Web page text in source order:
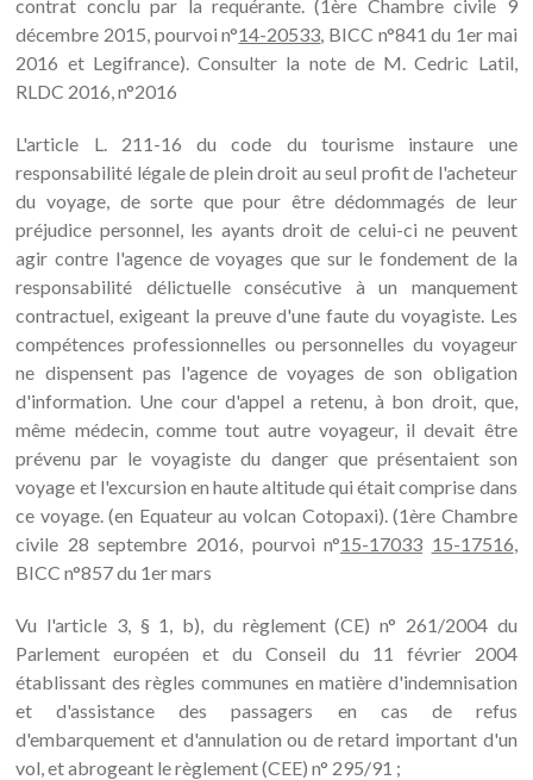
contrat conclu par la requérante. (1ère Chambre civile 9
décembre 2015, pourvoi n°14-20533, BICC n°841 du 1er mai
2016 et Legifrance). Consulter la note de M. Cedric Latil,
RLDC 2016, n°2016
L'article L. 211-16 du code du tourisme instaure une
responsabilité légale de plein droit au seul profit de l'acheteur
du voyage, de sorte que pour être dédommagés de leur
préjudice personnel, les ayants droit de celui-ci ne peuvent
agir contre l'agence de voyages que sur le fondement de la
responsabilité délictuelle consécutive à un manquement
contractuel, exigeant la preuve d'une faute du voyagiste. Les
compétences professionnelles ou personnelles du voyageur
ne dispensent pas l'agence de voyages de son obligation
d'information. Une cour d'appel a retenu, à bon droit, que,
même médecin, comme tout autre voyageur, il devait être
prévenu par le voyagiste du danger que présentaient son
voyage et l'excursion en haute altitude qui était comprise dans
ce voyage. (en Equateur au volcan Cotopaxi). (1ère Chambre
civile 28 septembre 2016, pourvoi n°15-17033 15-17516,
BICC n°857 du 1er mars
Vu l'article 3, § 1, b), du règlement (CE) n° 261/2004 du
Parlement européen et du Conseil du 11 février 2004
établissant des règles communes en matière d'indemnisation
et d'assistance des passagers en cas de refus
d'embarquement et d'annulation ou de retard important d'un
vol, et abrogeant le règlement (CEE) n° 295/91 ;